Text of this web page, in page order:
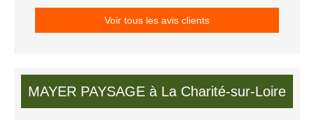
Voir tous les avis clients
MAYER PAYSAGE à La Charité-sur-Loire